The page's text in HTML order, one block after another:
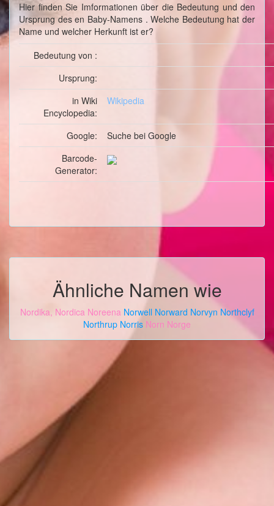
Hier finden Sie Imformationen über die Bedeutung und den
Ursprung des en Baby-Namens . Welche Bedeutung hat der
Name und welcher Herkunft ist er?
Bedeutung von :
Ursprung:
in Wiki
Encyclopedia:
Wikipedia
Google: Suche bei Google
Barcode-
Generator:
Ähnliche Namen wie
Nordika, Nordica Noreena Norwell Norward Norvyn Northclyf
Northrup Norris Norn Norge